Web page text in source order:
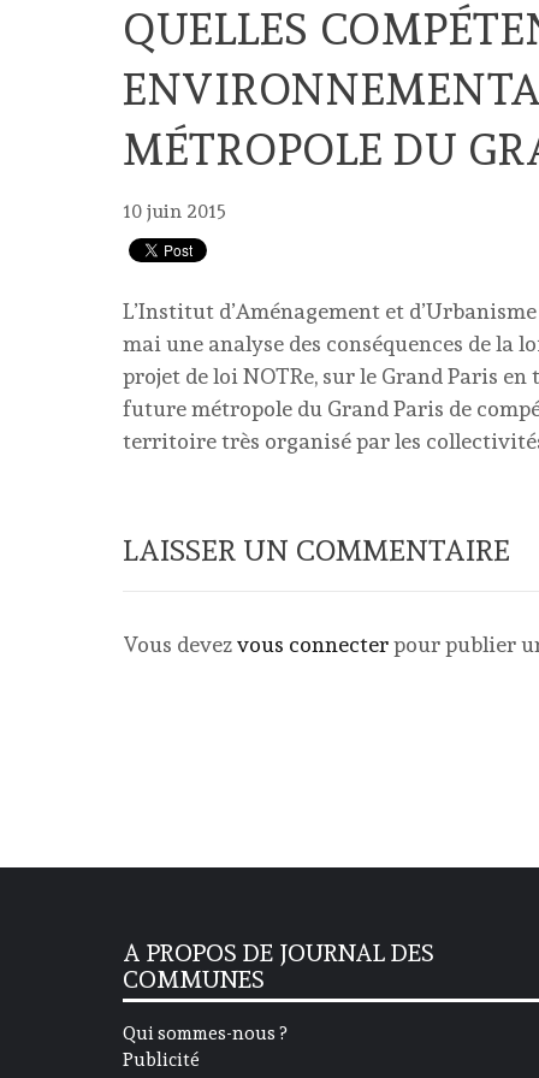
QUELLES
MÉTROPOLE DU
10 juin 2015
L’Institut d’Aménagement et
mai une analyse des conséquences de la
projet de loi NOTRe, sur le Grand Paris
future métropole du Grand Paris de
territoire très organisé par les
LAISSER UN COMMENTAIRE
Vous devezvous connecterpour publier
A PROPOS DE JOURNAL DES
COMMUNES
Qui sommes-nous ?
Publicité